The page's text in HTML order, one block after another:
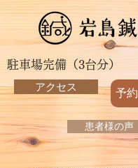
駐車場完備（3台分）
アクセス
予
患者様の声